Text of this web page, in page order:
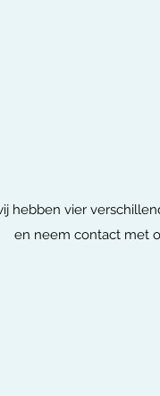
hebben vier
en neem contact met